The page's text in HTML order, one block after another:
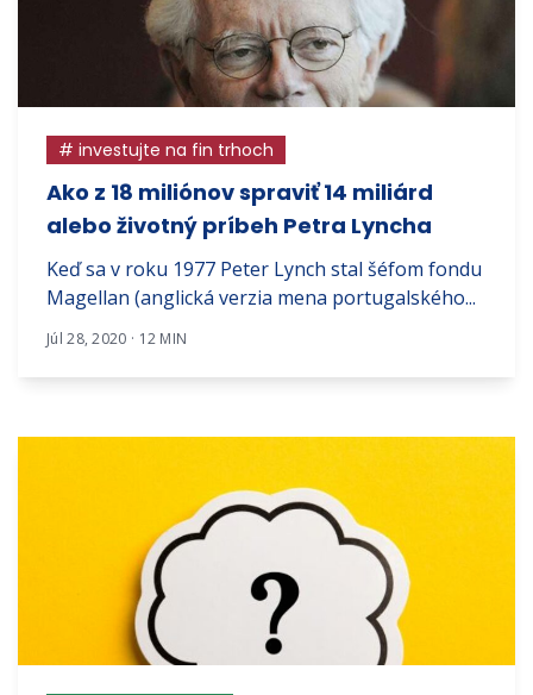
# investujte na fin trhoch
Ako z 18 miliónov spraviť 14 miliárd
alebo životný príbeh Petra Lyncha
Keď sa v roku 1977 Peter Lynch stal šéfom fondu
Magellan (anglická verzia mena portugalského...
Júl 28, 2020 · 12 MIN